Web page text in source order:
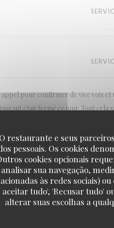
O restaurante e seus
pessoais. Os cookies
cookies opcionais
analisar sua navegação,
às redes sociais)
aceitar tudo', 'Recusar tudo'
alterar suas escolhas a
pour confirmer de vive voix
était fermé ce jour. Tout cela
naturellement, il n'y en aura